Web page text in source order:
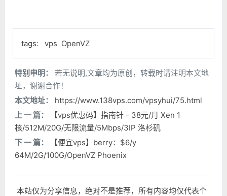
tags: vps OpenVZ
特别申明：
若无说明,文章均为原创，转载时请注明本文地
址，谢谢合作！
本文地址：
https://www.138vps.com/vpsyhui/75.html
上 一 篇：
【vps优惠码】指南针 - 38元/月 Xen 1
核/512M/20G/无限流量/5Mbps/3IP 洛杉矶
下 一 篇：
【便宜vps】berry：$6/y
64M/2G/100G/OpenVZ Phoenix
本站仅为分享信息，绝对不是推荐，所有内容均仅代表个